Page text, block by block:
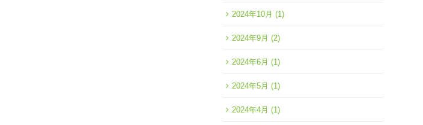
2024年10月 (1)
2024年9月 (2)
2024年6月 (1)
2024年5月 (1)
2024年4月 (1)